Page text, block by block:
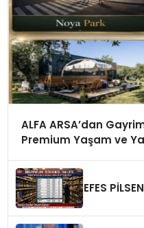
ALFA ARSA’dan
Premium Yaşam ve
EFES